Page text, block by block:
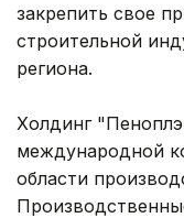
закрепить свое
строительной
региона.
Холдинг
международной
области